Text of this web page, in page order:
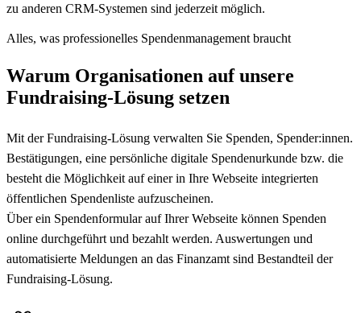
zu anderen CRM-Systemen sind jederzeit möglich.
Alles, was professionelles Spendenmanagement braucht
Warum Organisationen auf unsere
Fundraising-Lösung setzen
Mit der Fundraising-Lösung verwalten Sie Spenden, Spender:innen.
Bestätigungen, eine persönliche digitale Spendenurkunde bzw. die
besteht die Möglichkeit auf einer in Ihre Webseite integrierten
öffentlichen Spendenliste aufzuscheinen.
Über ein Spendenformular auf Ihrer Webseite können Spenden
online durchgeführt und bezahlt werden. Auswertungen und
automatisierte Meldungen an das Finanzamt sind Bestandteil der
Fundraising-Lösung.